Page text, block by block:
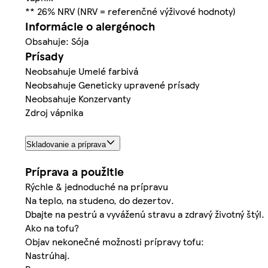
** 26% NRV (NRV = referenčné výživové hodnoty)
Informácie o alergénoch
Obsahuje: Sója
Prísady
Neobsahuje Umelé farbivá
Neobsahuje Geneticky upravené prísady
Neobsahuje Konzervanty
Zdroj vápnika
Skladovanie a príprava
Príprava a použitie
Rýchle & jednoduché na prípravu
Na teplo, na studeno, do dezertov.
Dbajte na pestrú a vyváženú stravu a zdravý životný štýl.
Ako na tofu?
Objav nekonečné možnosti prípravy tofu:
Nastrúhaj.